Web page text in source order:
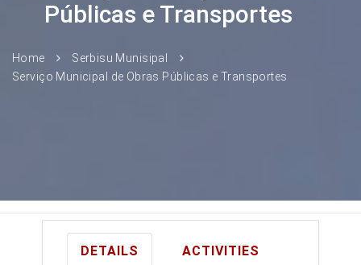
Públicas e Transportes
Home
Serbisu Munisipal
Serviço Municipal de Obras Públicas e Transportes
DETAILS ACTIVITIES